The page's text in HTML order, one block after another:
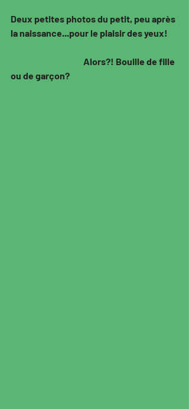
Deux petites photos du petit, peu après
la naissance...pour le plaisir des yeux!
ou de garçon?